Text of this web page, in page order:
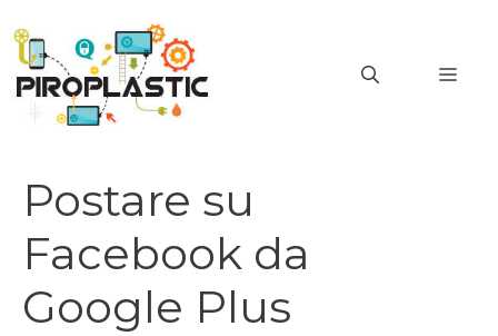
contenuto
Postare su
Facebook da
Google Plus